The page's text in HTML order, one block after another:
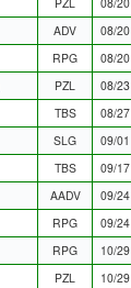
ADV 08/20
RPG 08/20
PZL 08/23
TBS
08/27
SLG 09/01
TBS 09/17
AADV
09/24
RPG 09/24
RPG 10/29
PZL 10/29